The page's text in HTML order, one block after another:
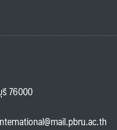
76000